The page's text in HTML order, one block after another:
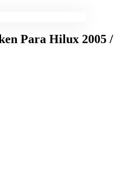
Para Hilux 2005 /